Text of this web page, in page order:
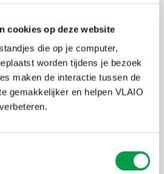
cookies op deze website
die op je computer,
worden tijdens je bezoek
maken de interactie tussen de
gemakkelijker en helpen VLAIO
steun?
voor een totaal subsidiebedrag van
Projectnaam